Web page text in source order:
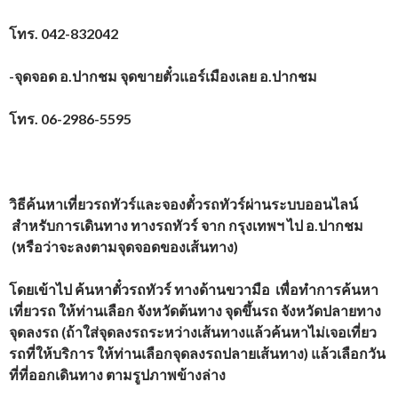
โทร. 042-832042
-จุดจอด อ.ปากชม จุดขายตั๋วแอร์เมืองเลย อ.ปากชม
โทร. 06-2986-5595
วิธีค้นหาเที่ยวรถทัวร์และจองตั๋วรถทัวร์ผ่านระบบออนไลน์
สำหรับการเดินทาง ทางรถทัวร์ จาก กรุงเทพฯไป อ.ปากชม
(หรือว่าจะลงตามจุดจอดของเส้นทาง)
โดยเข้าไป ค้นหาตั๋วรถทัวร์ ทางด้านขวามือ เพื่อทำการค้นหา
เที่ยวรถ ให้ท่านเลือก จังหวัดต้นทาง จุดขึ้นรถ จังหวัดปลายทาง
จุดลงรถ (ถ้าใส่จุดลงรถระหว่างเส้นทางแล้วค้นหาไม่เจอเที่ยว
รถที่ให้บริการ ให้ท่านเลือกจุดลงรถปลายเส้นทาง) แล้วเลือกวัน
ที่ที่ออกเดินทาง ตามรูปภาพข้างล่าง